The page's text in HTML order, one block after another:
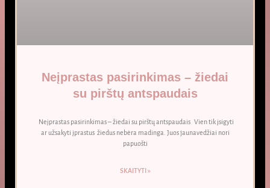
Neįprastas pasirinkimas – žiedai
su pirštų antspaudais
Neįprastas pasirinkimas – žiedai su pirštų antspaudais Vien tik įsigyti
ar užsakyti įprastus žiedus nebėra madinga. Juos jaunavedžiai nori
papuošti
SKAITYTI »